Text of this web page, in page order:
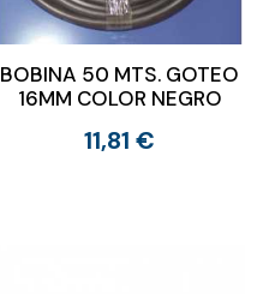
BOBINA 50 MTS. GOTEO
16MM COLOR NEGRO
11,81 €